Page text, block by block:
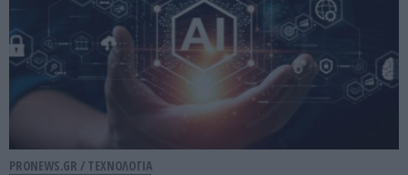
PRONEWS.GR / ΤΕΧΝΟΛΟΓΙΑ